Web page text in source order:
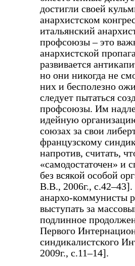
достигли своей
анархистском
итальянский
профсоюзы – это
анархистской
развивается
но они никогда не
них и бесполезно
следует пытаться
профсоюзы. Им
идейную
союзах за свои
французскому
напротив, считать,
«самодостаточен» и
без всякой особой
В.В., 2006г.,
анархо-коммунисты
выступать за
подлинное
Первого
синдикалистского
2009г., c.11–14].